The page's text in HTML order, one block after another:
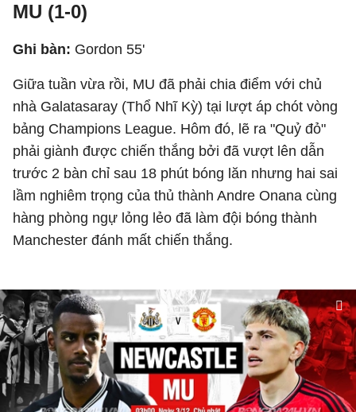
MU (1-0)
Ghi bàn: Gordon 55'
Giữa tuần vừa rồi, MU đã phải chia điểm với chủ
nhà Galatasaray (Thổ Nhĩ Kỳ) tại lượt áp chót vòng
bảng Champions League. Hôm đó, lẽ ra "Quỷ đỏ"
phải giành được chiến thắng bởi đã vượt lên dẫn
trước 2 bàn chỉ sau 18 phút bóng lăn nhưng hai sai
lầm nghiêm trọng của thủ thành Andre Onana cùng
hàng phòng ngự lỏng lẻo đã làm đội bóng thành
Manchester đánh mất chiến thắng.